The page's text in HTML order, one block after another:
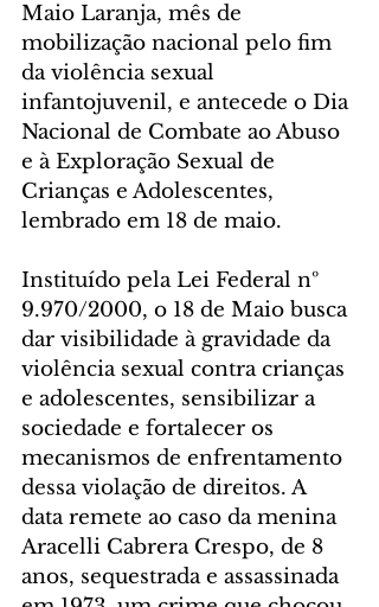
Maio Laranja, mês de
mobilização nacional pelo fim
da violência sexual
infantojuvenil, e antecede o Dia
Nacional de Combate ao Abuso
e à Exploração Sexual de
Crianças e Adolescentes,
lembrado em 18 de maio.
Instituído pela Lei Federal nº
9.970/2000, o 18 de Maio busca
dar visibilidade à gravidade da
violência sexual contra crianças
e adolescentes, sensibilizar a
sociedade e fortalecer os
mecanismos de enfrentamento
dessa violação de direitos. A
data remete ao caso da menina
Aracelli Cabrera Crespo, de 8
anos, sequestrada e assassinada